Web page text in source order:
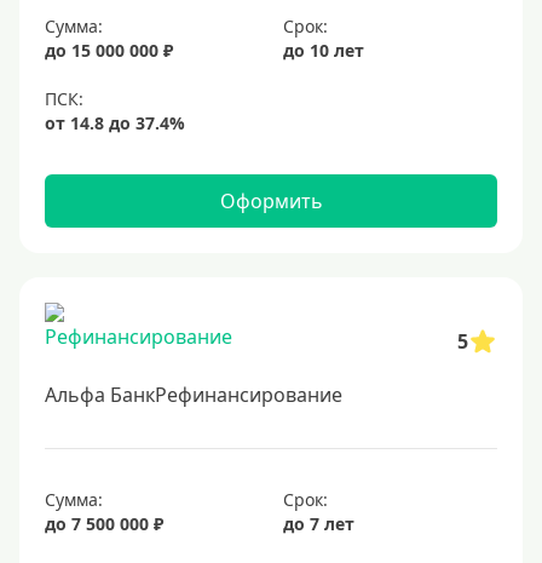
Сумма:
до 15 000 000 ₽
Срок:
до 10 лет
Оформить
5
Альфа БанкРефинансирование
Сумма:
до 7 500 000 ₽
Срок:
до 7 лет